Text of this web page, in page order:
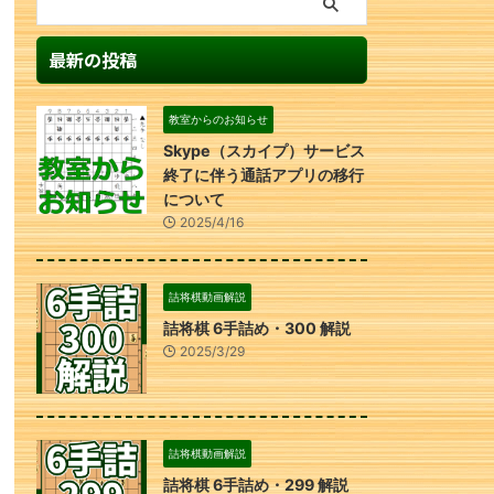
最新の投稿
教室からのお知らせ
Skype（スカイプ）サービス
終了に伴う通話アプリの移行
について
2025/4/16
詰将棋動画解説
詰将棋 6手詰め・300 解説
2025/3/29
詰将棋動画解説
詰将棋 6手詰め・299 解説